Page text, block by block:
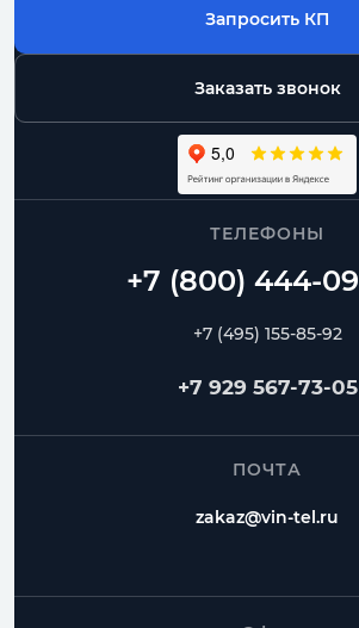
Запросить КП
Заказать звонок
ТЕЛЕФОНЫ
+7 (495) 155-85-92
+7 929 567-73-05
ПОЧТА
zakaz@vin-tel.ru